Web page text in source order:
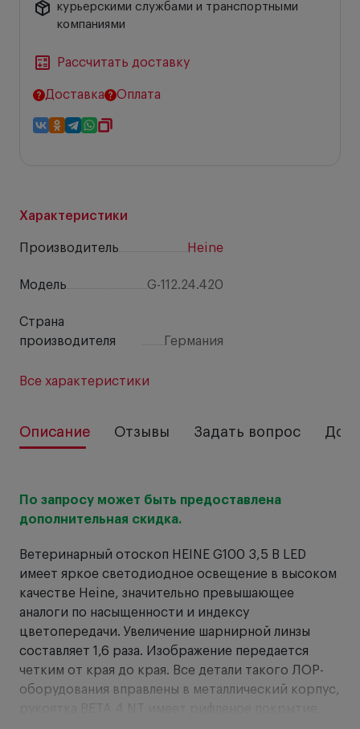
Характеристики
Производитель Heine
Модель G-112.24.420
Страна
производителя
Германия
Все характеристики
курьерскими службами и транспортными
компаниями
Рассчитать доставку
Доставка Оплата
Описание Отзывы Задать вопрос
По запросу может быть предоставлена
дополнительная скидка.
Ветеринарный отоскоп HEINE G100 3,5 В LED
имеет яркое светодиодное освещение в высоком
качестве Heine, значительно превышающее
аналоги по насыщенности и индексу
цветопередачи. Увеличение шарнирной линзы
составляет 1,6 раза. Изображение передается
четким от края до края. Все детали такого ЛОР-
оборудования вправлены в металлический корпус,